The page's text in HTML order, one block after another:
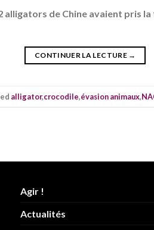
de Chine avaient pris
CONTINUER LA LECTURE →
alligator,crocodile,évasion animaux,
Agir !
Actualités